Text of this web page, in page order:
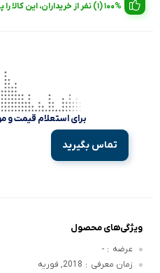
100% (1) نفر از خریداران، این کالا را پیشنهاد کرده اند
برای استعلام قیمت
تماس بگیرید
ویژگی‌های محصول
عرضه :
-
زمان معرفی : 2018, فوریه